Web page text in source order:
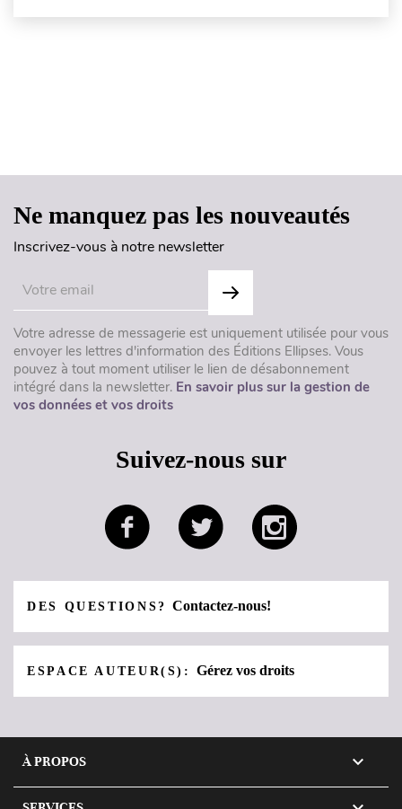
Ne manquez pas les nouveautés
Inscrivez-vous à notre newsletter
Votre adresse de messagerie est uniquement utilisée pour vous
envoyer les lettres d'information des Éditions Ellipses. Vous
pouvez à tout moment utiliser le lien de désabonnement
intégré dans la newsletter. En savoir plus sur la gestion de
vos données et vos droits
Suivez-nous sur
DES QUESTIONS?Contactez-nous!
ESPACE AUTEUR(S):Gérez vos droits
À PROPOS 